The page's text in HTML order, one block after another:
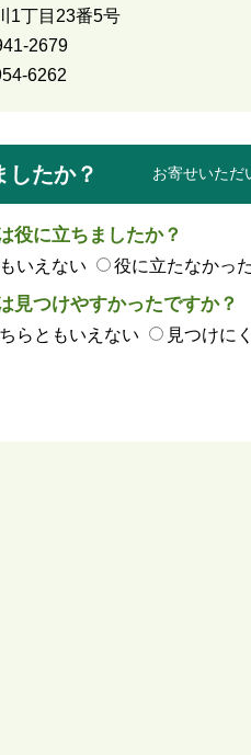
1丁目23番5号
2679
6262
したか？ お寄せいただ
役に立ちましたか？
いえない 役に立たなかった
見つけやすかったですか？
らともいえない 見つけに